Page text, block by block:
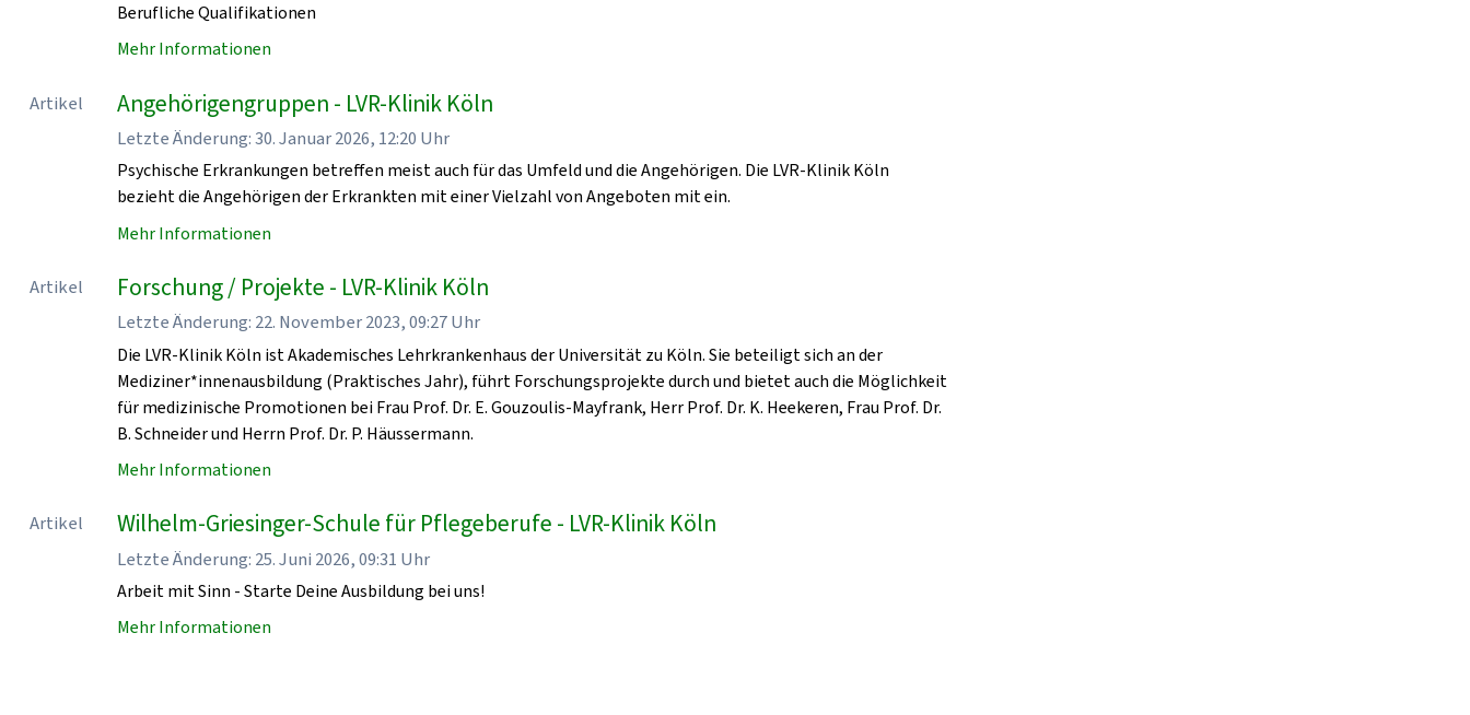
Berufliche Qualifikationen
Mehr Informationen
Artikel Angehörigengruppen - LVR-Klinik Köln
Letzte Änderung: 30. Januar 2026, 12:20 Uhr
Psychische Erkrankungen betreffen meist auch für das Umfeld und die Angehörigen. Die LVR-Klinik Köln
bezieht die Angehörigen der Erkrankten mit einer Vielzahl von Angeboten mit ein.
Mehr Informationen
Artikel Forschung / Projekte - LVR-Klinik Köln
Letzte Änderung: 22. November 2023, 09:27 Uhr
Die LVR-Klinik Köln ist Akademisches Lehrkrankenhaus der Universität zu Köln. Sie beteiligt sich an der
Mediziner*innenausbildung (Praktisches Jahr), führt Forschungsprojekte durch und bietet auch die Möglichkeit
für medizinische Promotionen bei Frau Prof. Dr. E. Gouzoulis-Mayfrank, Herr Prof. Dr. K. Heekeren, Frau Prof. Dr.
B. Schneider und Herrn Prof. Dr. P. Häussermann.
Mehr Informationen
Artikel Wilhelm-Griesinger-Schule für Pflegeberufe - LVR-Klinik Köln
Letzte Änderung: 25. Juni 2026, 09:31 Uhr
Arbeit mit Sinn - Starte Deine Ausbildung bei uns!
Mehr Informationen